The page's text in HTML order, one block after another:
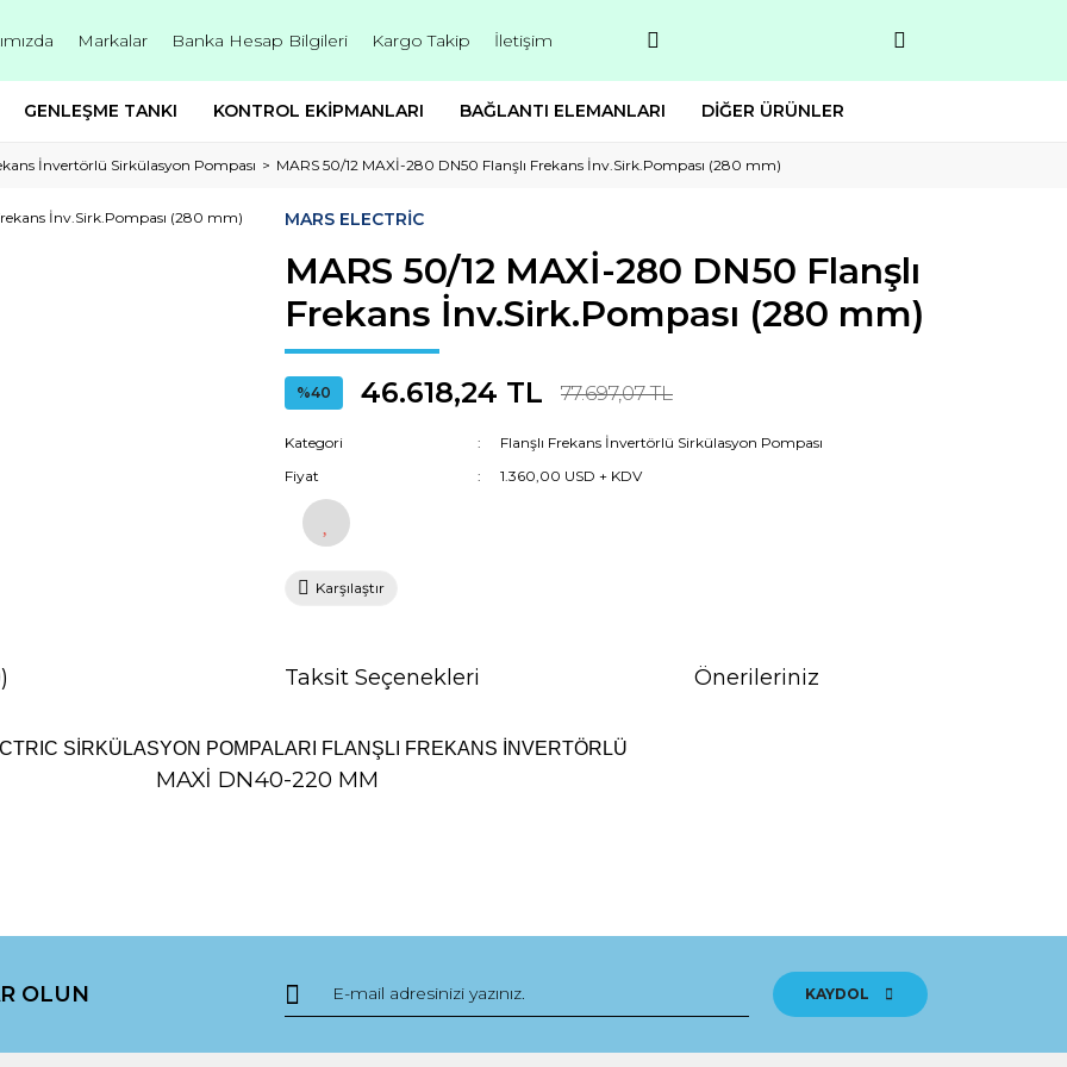
Markalar Banka Hesap Bilgileri Kargo Takip İletişim
GENLEŞME TANKI KONTROL EKİPMANLARI BAĞLANTI ELEMANLARI DİĞER ÜRÜNLER
İnvertörlü Sirkülasyon Pompası MARS 50/12 MAXİ-280 DN50 Flanşlı Frekans İnv.Sirk.Pompası (280 mm)
MARS ELECTRİC
MARS 50/12 MAXİ-280 DN50 Flanşlı
Frekans İnv.Sirk.Pompası (280 mm)
%40 46.618,24 TL 77.697,07 TL
Kategori
Flanşlı Frekans İnvertörlü Sirkülasyon Pompası
Fiyat
1.360,00 USD + KDV
Karşılaştır
Taksit Seçenekleri Önerileriniz
SİRKÜLASYON POMPALARI FLANŞLI FREKANS İNVERTÖRLÜ
MAXİ DN40-220 MM
Yorum Yaz
OLUN KAYDOL